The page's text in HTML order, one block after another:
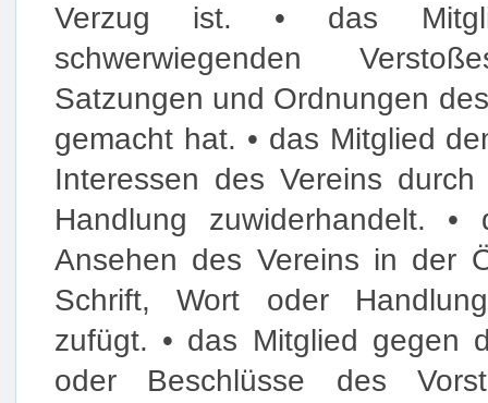
Verzug ist. • das
schwerwiegenden
Satzungen und Ordnungen
gemacht hat. • das Mitglied
Interessen des Vereins
Handlung zuwiderhandelt.
Ansehen des Vereins in der
Schrift, Wort oder
zufügt. • das Mitglied gegen
oder Beschlüsse des